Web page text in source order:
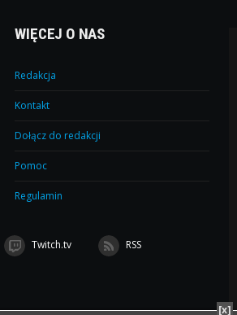
WIĘCEJ O NAS
Redakcja
Kontakt
Dołącz do redakcji
Pomoc
Regulamin
Twitch.tv RSS
[x]